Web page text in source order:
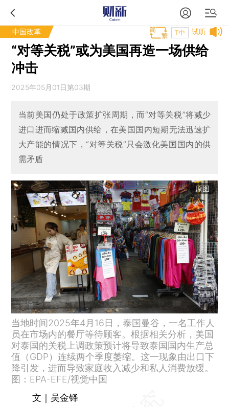
中国改革 试听
T中
“对等关税”或为美国再造一场供给
冲击
2025年05月01日第03期
当前美国仍处于政策扩张周期，而“对等关税”将减少
进口进而缩减国内供给，在美国国内短期无法迅速扩
大产能的情况下，“对等关税”只会激化美国国内的供
需矛盾
原图
当地时间2025年4月16日，泰国曼谷，一名工作人
员在市场内的餐厅等待顾客。根据相关分析，美国
对泰国的关税上调政策预计将导致泰国国内生产总
值（GDP）连续两个季度萎缩。这一现象由出口下
降引发，进而导致家庭收入减少和私人消费放缓。
图：EPA-EFE/视觉中国
文｜吴金铎